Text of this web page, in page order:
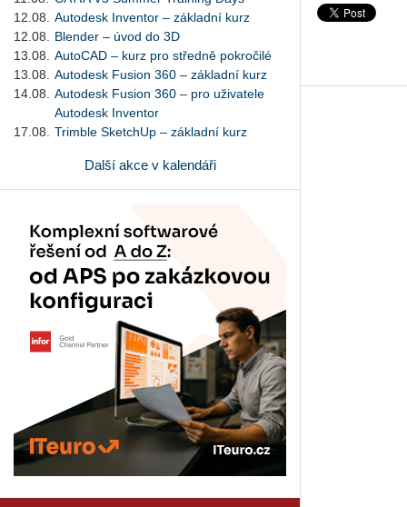
12.08.
Autodesk Inventor – základní kurz
12.08.
Blender – úvod do 3D
13.08.
AutoCAD – kurz pro středně pokročilé
13.08.
Autodesk Fusion 360 – základní kurz
14.08.
Autodesk Fusion 360 – pro uživatele
Autodesk Inventor
17.08.
Trimble SketchUp – základní kurz
Další akce v kalendáři